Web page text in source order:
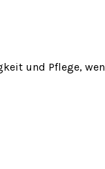
und Pflege,